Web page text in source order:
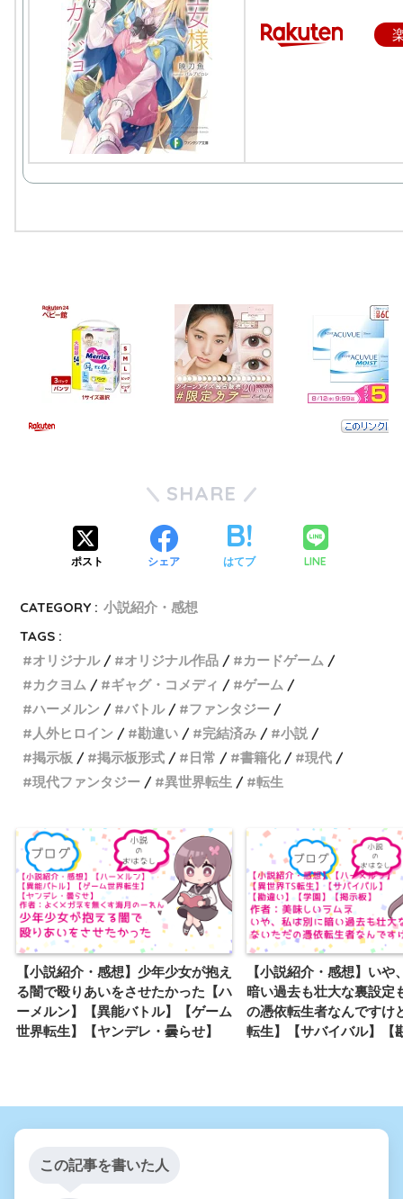
SHARE
ポスト シェア はてブ LINE
CATEGORY : 小説紹介・感想
TAGS :
オリジナル
オリジナル作品
カードゲーム
カクヨム
ギャグ・コメディ
ゲーム
ハーメルン
バトル
ファンタジー
人外ヒロイン
勘違い 完結済み
小説
掲示板
掲示板形式 日常 書籍化
現代
現代ファンタジー
異世界転生 転生
【小説紹介・感想】少年少女が抱え
る闇で殴りあいをさせたかった【ハ
ーメルン】【異能バトル】【ゲーム
世界転生】【ヤンデレ・曇らせ】
【小説紹介・感想】いや
暗い過去も壮大な裏設定
の憑依転生者なんですけ
転生】【サバイバル】【
この記事を書いた人